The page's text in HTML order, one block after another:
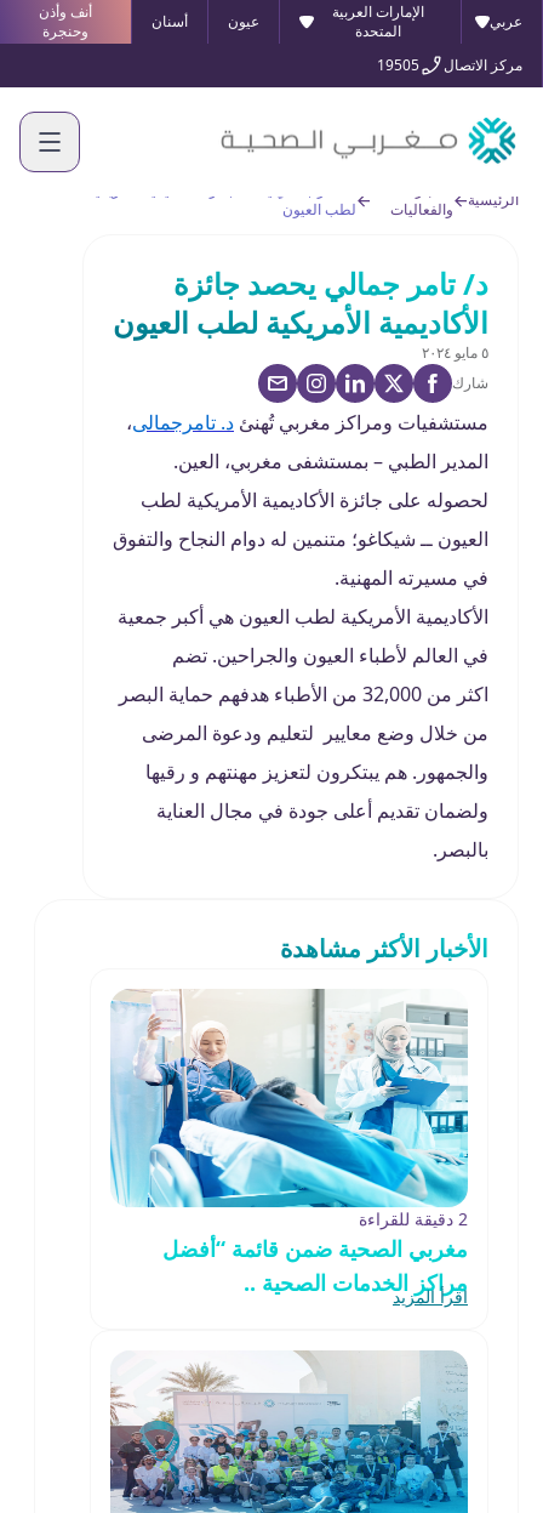
عربي
الإمارات العربية
المتحدة
عيون أسنان
أنف وأذن
وحنجرة
مركز الاتصال
19505
الرئيسية
والفعاليات
لطب العيون
د/ تامر جمالي يحصد جائزة
الأكاديمية الأمريكية لطب العيون
٥ مايو ٢٠٢٤
شارك
مستشفيات ومراكز مغربي تُهنئ د. تامرجمالى،
المدير الطبي – بمستشفى مغربي، العين.
لحصوله على جائزة الأكاديمية الأمريكية لطب
العيون ــ شيكاغو؛ متنمين له دوام النجاح والتفوق
في مسيرته المهنية.
الأكاديمية الأمريكية لطب العيون هي أكبر جمعية
في العالم لأطباء العيون والجراحين. تضم
اكثر من 32,000 من الأطباء هدفهم حماية البصر
من خلال وضع معايير لتعليم ودعوة المرضى
والجمهور. هم يبتكرون لتعزيز مهنتهم و رقيها
ولضمان تقديم أعلى جودة في مجال العناية
بالبصر.
الأخبار الأكثر مشاهدة
2 دقيقة للقراءة
مغربي الصحية ضمن قائمة “أفضل
مراكز الخدمات الصحية ..
اقرأ المزيد